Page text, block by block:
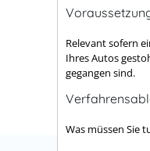
Relevant sofern
Ihres Autos
gegangen sind.
Was müssen Sie